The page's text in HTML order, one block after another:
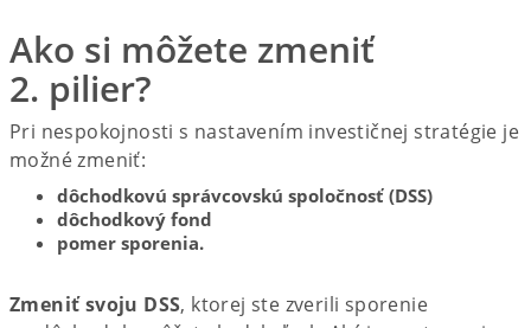
Ako si môžete zmeniť
2. pilier?
Pri nespokojnosti s nastavením investičnej stratégie je
možné zmeniť:
dôchodkovú správcovskú spoločnosť (DSS)
dôchodkový fond
pomer sporenia.
Zmeniť svoju DSS, ktorej ste zverili sporenie